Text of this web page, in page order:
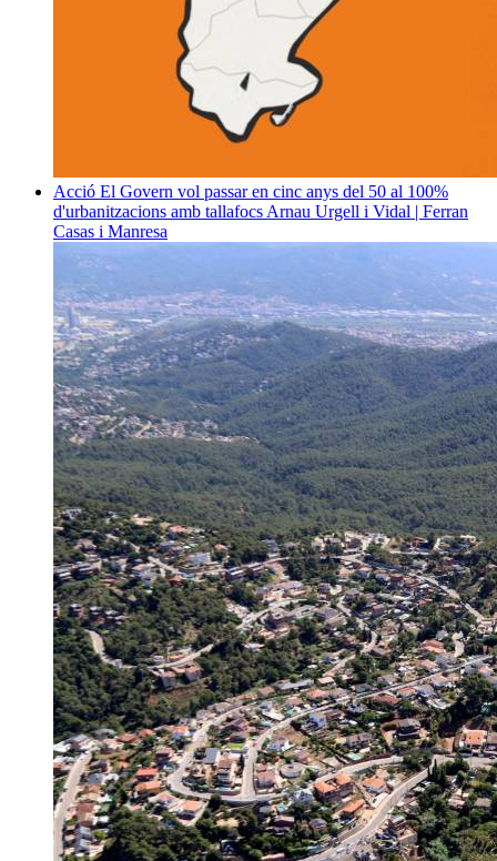
Acció El Govern vol passar en cinc anys del 50 al 100%
d'urbanitzacions amb tallafocs Arnau Urgell i Vidal | Ferran
Casas i Manresa